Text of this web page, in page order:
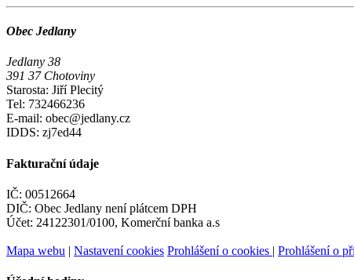
Obec Jedlany
Jedlany 38
391 37 Chotoviny
Starosta: Jiří Plecitý
Tel: 732466236
E-mail: obec@jedlany.cz
IDDS: zj7ed44
Fakturační údaje
IČ: 00512664
DIČ: Obec Jedlany není plátcem DPH
Účet: 24122301/0100, Komerční banka a.s
Mapa webu | Nastavení cookies Prohlášení o cookies | Prohlášení o